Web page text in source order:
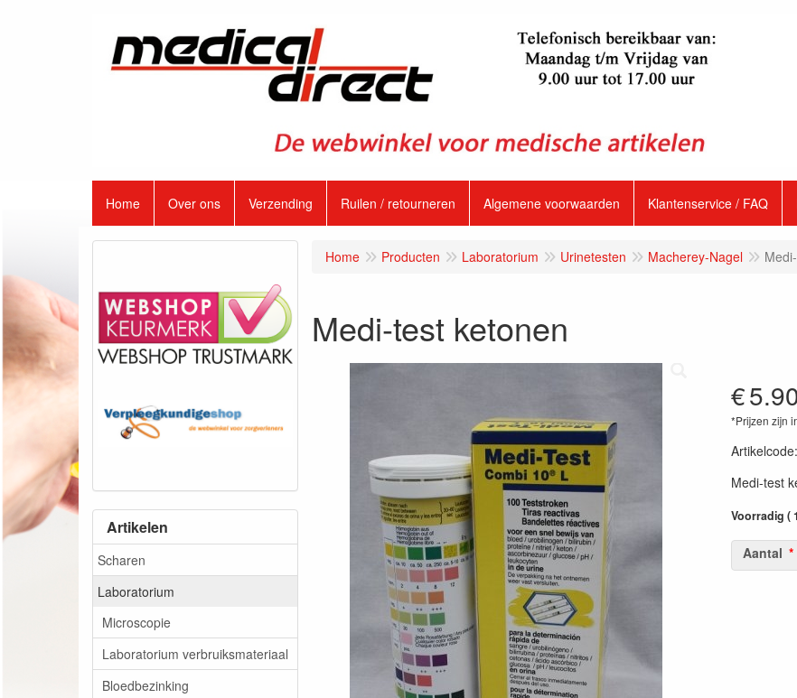
Home Over ons Verzending Ruilen / retourneren Algemene voorwaarden Klantenservice / FAQ
Artikelen
Scharen
Laboratorium
Microscopie
Laboratorium verbruiksmateriaal
Bloedbezinking
Home Producten Laboratorium Urinetesten Macherey-Nagel
Medi-test ketonen
€
*Prijzen zijn
Artikelcode:
Medi-test
Voorradig (
Aantal